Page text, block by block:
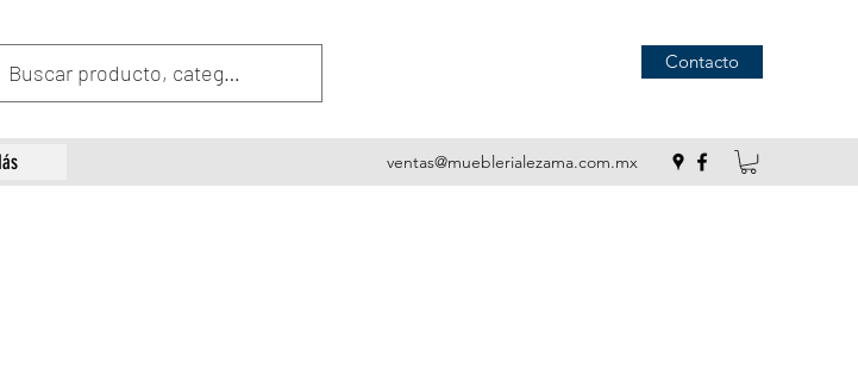
Contacto
ventas@mueblerialezama.com.mx